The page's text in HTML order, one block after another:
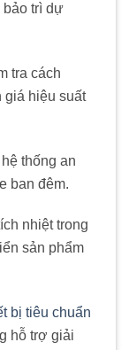
bảo trì dự
tra cách
giá hiệu suất
thống an
ban đêm.
nhiệt trong
sản phẩm
bị tiêu chuẩn
hỗ trợ giải